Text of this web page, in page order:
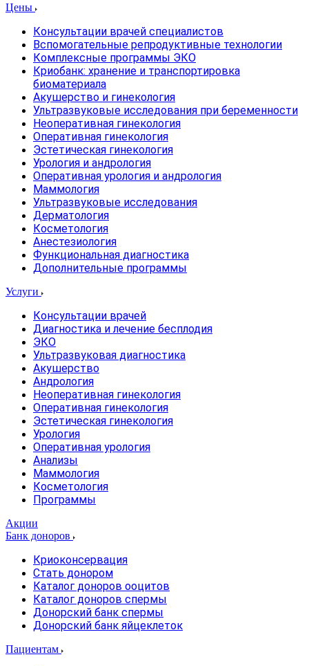
Цены
Консультации врачей специалистов
Вспомогательные репродуктивные технологии
Комплексные программы ЭКО
Криобанк: хранение и транспортировка
биоматериала
Акушерство и гинекология
Ультразвуковые исследования при беременности
Неоперативная гинекология
Оперативная гинекология
Эстетическая гинекология
Урология и андрология
Оперативная урология и андрология
Маммология
Ультразвуковые исследования
Дерматология
Косметология
Анестезиология
Функциональная диагностика
Дополнительные программы
Услуги
Консультации врачей
Диагностика и лечение бесплодия
ЭКО
Ультразвуковая диагностика
Акушерство
Андрология
Неоперативная гинекология
Оперативная гинекология
Эстетическая гинекология
Урология
Оперативная урология
Анализы
Маммология
Косметология
Программы
Акции
Банк доноров
Криоконсервация
Стать донором
Каталог доноров ооцитов
Каталог доноров спермы
Донорский банк спермы
Донорский банк яйцеклеток
Пациентам